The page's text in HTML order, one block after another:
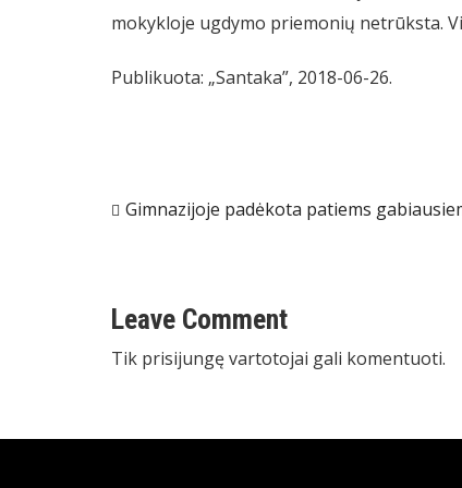
mokykloje ugdymo priemonių netrūksta.
Publikuota: „Santaka”, 2018-06-26.
Navigacija
įrašų
Gimnazijoje padėkota patiems
Leave Comment
Tik prisijungęvartotojai gali komentuoti.